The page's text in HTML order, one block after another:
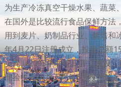
为生产冷冻真空干燥水果、蔬菜
在国外是比较流行食品保鲜方法
用到麦片、奶制品行业、烘焙和
年4月22日注册成立，投资总额
美元。2005年4月2日开工建设
部验收完毕并于同年6月投产试